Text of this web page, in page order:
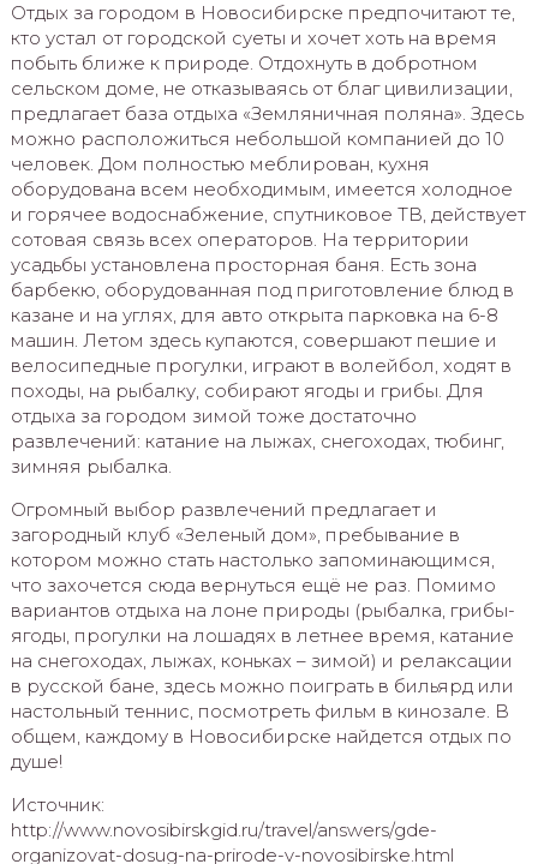
Отдых за городом в Новосибирске предпочитают те,
кто устал от городской суеты и хочет хоть на время
побыть ближе к природе. Отдохнуть в добротном
сельском доме, не отказываясь от благ цивилизации,
предлагает база отдыха «Земляничная поляна». Здесь
можно расположиться небольшой компанией до 10
человек. Дом полностью меблирован, кухня
оборудована всем необходимым, имеется холодное
и горячее водоснабжение, спутниковое ТВ, действует
сотовая связь всех операторов. На территории
усадьбы установлена просторная баня. Есть зона
барбекю, оборудованная под приготовление блюд в
казане и на углях, для авто открыта парковка на 6-8
машин. Летом здесь купаются, совершают пешие и
велосипедные прогулки, играют в волейбол, ходят в
походы, на рыбалку, собирают ягоды и грибы. Для
отдыха за городом зимой тоже достаточно
развлечений: катание на лыжах, снегоходах, тюбинг,
зимняя рыбалка.
Огромный выбор развлечений предлагает и
загородный клуб «Зеленый дом», пребывание в
котором можно стать настолько запоминающимся,
что захочется сюда вернуться ещё не раз. Помимо
вариантов отдыха на лоне природы (рыбалка, грибы-
ягоды, прогулки на лошадях в летнее время, катание
на снегоходах, лыжах, коньках – зимой) и релаксации
в русской бане, здесь можно поиграть в бильярд или
настольный теннис, посмотреть фильм в кинозале. В
общем, каждому в Новосибирске найдется отдых по
душе!
Источник:
http://www.novosibirskgid.ru/travel/answers/gde-
organizovat-dosug-na-prirode-v-novosibirske.html